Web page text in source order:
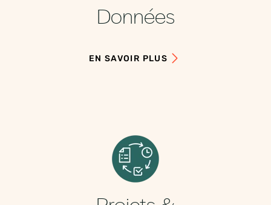
Données
EN SAVOIR PLUS